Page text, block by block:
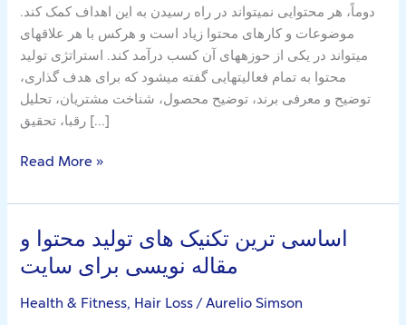
دوماً، هر محتوایی نمیتواند در راه رسیدن به این اهداف کمک کند.
موضوعات و کارهای محتوا زیاد است و هرکس با هر علاقهای
میتواند در یکی از حوزههای آن کسب درآمد کند. استراتژی تولید
محتوا به تمام فعالیتهایی گفته میشود که برای هدف گذاری،
توضیح و معرفی برند، توضیح محصول، شناخت مشتریان، تحلیل
رقبا، تحقیق […]
که
برای
شروع
نیاز
دارید)
Read More »
اساسی ترین تکنیک های تولید محتوا و
مقاله نویسی برای سایت
Health & Fitness, Hair Loss/Aurelio Simson
اساسی
ترین
تکنیک
های